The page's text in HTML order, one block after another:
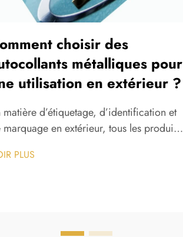
choisir des
métalliques pour
utilisation en extérieur ?
matière d’étiquetage, d’identification et
marquage en extérieur, tous les produits
face aux contraintes de
PLUS